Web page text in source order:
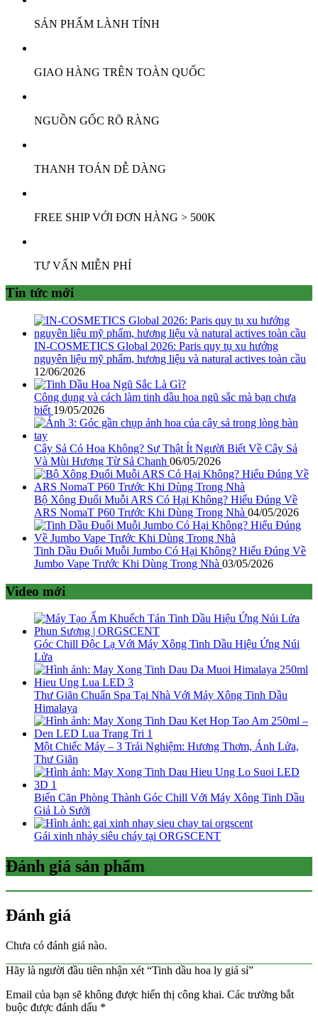
SẢN PHẨM LÀNH TÍNH
GIAO HÀNG TRÊN TOÀN QUỐC
NGUỒN GỐC RÕ RÀNG
THANH TOÁN DỄ DÀNG
FREE SHIP VỚI ĐƠN HÀNG > 500K
TƯ VẤN MIỄN PHÍ
Tin tức mới
IN-COSMETICS Global 2026: Paris quy tụ xu hướng
nguyên liệu mỹ phẩm, hương liệu và natural actives toàn cầu
12/06/2026
Công dụng và cách làm tinh dầu hoa ngũ sắc mà bạn chưa
biết 19/05/2026
Cây Sả Có Hoa Không? Sự Thật Ít Người Biết Về Cây Sả
Và Mùi Hương Từ Sả Chanh 06/05/2026
Bộ Xông Đuổi Muỗi ARS Có Hại Không? Hiểu Đúng Về
ARS NomaT P60 Trước Khi Dùng Trong Nhà 04/05/2026
Tinh Dầu Đuổi Muỗi Jumbo Có Hại Không? Hiểu Đúng Về
Jumbo Vape Trước Khi Dùng Trong Nhà 03/05/2026
Video mới
Góc Chill Độc Lạ Với Máy Xông Tinh Dầu Hiệu Ứng Núi
Lửa
Thư Giãn Chuẩn Spa Tại Nhà Với Máy Xông Tinh Dầu
Himalaya
Một Chiếc Máy – 3 Trải Nghiệm: Hương Thơm, Ánh Lửa,
Thư Giãn
Biến Căn Phòng Thành Góc Chill Với Máy Xông Tinh Dầu
Giả Lò Sưởi
Gái xinh nhảy siêu cháy tại ORGSCENT
Đánh giá sản phẩm
Đánh giá
Chưa có đánh giá nào.
Hãy là người đầu tiên nhận xét “Tinh dầu hoa ly giá sỉ”
Email của bạn sẽ không được hiển thị công khai. Các trường bắt
buộc được đánh dấu *